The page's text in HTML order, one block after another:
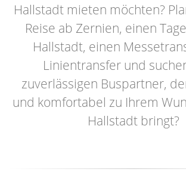
Hallstadt mieten möchten?
Reise ab Zernien, einen
Hallstadt, einen
Linientransfer und
zuverlässigen Buspartner,
und komfortabel zu Ihrem
Hallstadt bringt?